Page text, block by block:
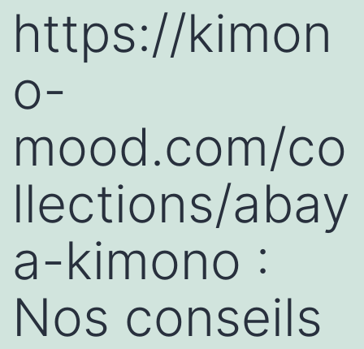
https://kimon
o-
mood.com/co
llections/abay
a-kimono :
Nos conseils